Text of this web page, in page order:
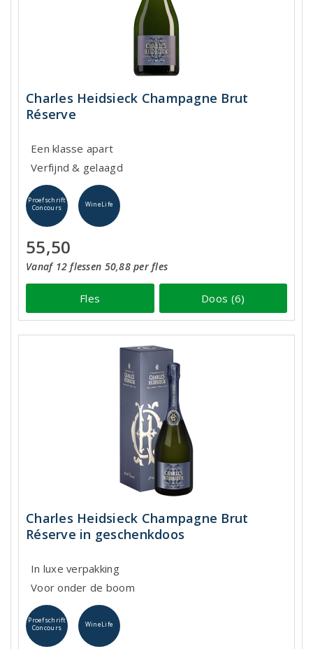
Charles Heidsieck Champagne Brut
Réserve
Een klasse apart
Verfijnd & gelaagd
Proefschrift
Concours
WineLife
55,50
Vanaf 12 flessen 50,88 per fles
Fles Doos (6)
Charles Heidsieck Champagne Brut
Réserve in geschenkdoos
In luxe verpakking
Voor onder de boom
Proefschrift
Concours
WineLife